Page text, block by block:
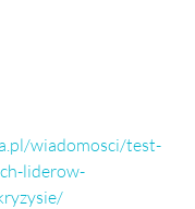
wiadomosci/test-
liderow-